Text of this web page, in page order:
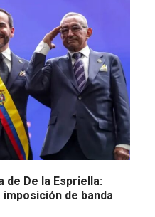
de De la Espriella:
de banda